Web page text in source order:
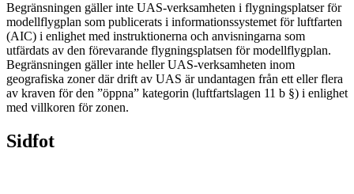
Begränsningen gäller inte UAS-verksamheten i flygningsplatser för
modellflygplan som publicerats i informationssystemet för luftfarten
(AIC) i enlighet med instruktionerna och anvisningarna som
utfärdats av den förevarande flygningsplatsen för modellflygplan.
Begränsningen gäller inte heller UAS-verksamheten inom
geografiska zoner där drift av UAS är undantagen från ett eller flera
av kraven för den ”öppna” kategorin (luftfartslagen 11 b §) i enlighet
med villkoren för zonen.
Sidfot